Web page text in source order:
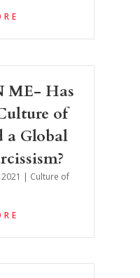
ME- Has
of
a Global
| Culture of